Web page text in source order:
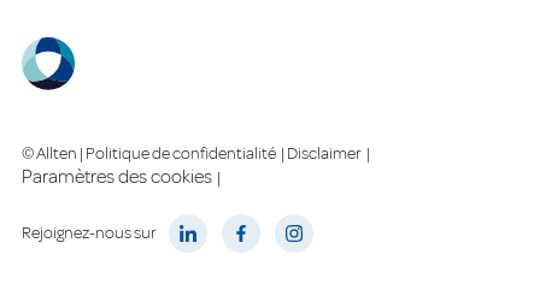
© Allten | Politique de confidentialité | Disclaimer |
Paramètres des cookies |
Rejoignez-nous sur